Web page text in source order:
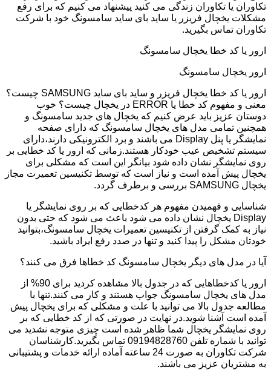
تکاوران یا تکاوران زندگی می کنید پیشنهاد می کنیم که برای رفع
مشکلات یخچال فریزر یا ساید بای ساید سامسونگ خود با شرکت
تکاوران تماس بگیرید.
ارور یا کد خطا یخچال سامسونگ
ارور یخچال سامسونگ
ارور یا کد خطا یخچال فریزر و ساید بای ساید SAMSUNG چیست؟
معنی و مفهوم کد خطا یا ERROR در یخچال چیست؟ خوب
دوستان عزیز باید عرض کنیم که یخچال های جدید سامسونگ و
همچنین تمامی مدل های یخچال سامسونگ که دارای صفحه
نمایشگر یا پنل Display می باشند و برد الکترونیکی دارند،دارای
سیستم تشخیص عیب خودکار هستند.زمانی که ارور یا کد خطایی بر
روی نمایشگر نشان داده شود بیانگر این است که مشکلی برای
یخچال پیش آمده است و نیاز است که توسط تکنیسین تعمیرت مجاز
یخچال SAMSUNG بررسی و برطرف گردد.
شناسایی و فهمیدن مفهوم هر کدخطایی که بر روی نمایشگر یا
Display یخچال نشان داده می شود باعث می شود که حتی بدون
نیاز به کمک گرفتن از تکنیسین تعمیرات یخچال سامسونگ،بتوانید
خودتان مشکل را پیدا کنید و تنها در صدد رفع ایراد باشید.
آیا در مدل های دیگر یخچال سامسونگ کد خطاها فرق می کنند؟
ارور یا کدخطاهایی که در جدول بالا مشاهده کردید برای 90% از
مدل های یخچال سامسونگ جواب هستند و کار می کنند.تنها با
مطالعه جدول بالا می توانید با علت و مشکلی که برای یخچال پیش
آمده است آشنا شوید.در نهایت در صورتی که از کد خطایی که بر
روی نمایشگر یخچال شما ظاهر شده است چیزی متوجه نشدید می
توانید با شماره تلفن 09194828760 تماس بگیرید.کارشناسان
شرکت تکاوران به صورت 24 ساعته آماده ارائه خدمات و پشتیبانی
به مشتریان عزیز می باشند.